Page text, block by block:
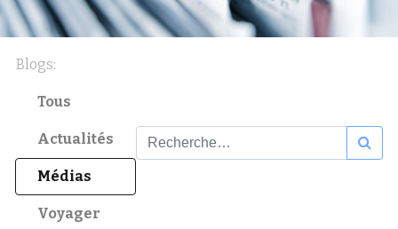
Blogs:
Tous
Actualités
Médias
Voyager